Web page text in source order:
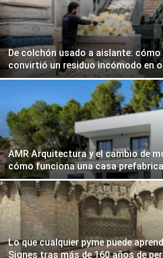
De colchón usado a aislante: cómo
convirtió un residuo incómodo en
AMR Arquitectura y el cambio de
cómo funciona una casa
Lo que cualquier pyme puede
Signes tras más de 160 años de